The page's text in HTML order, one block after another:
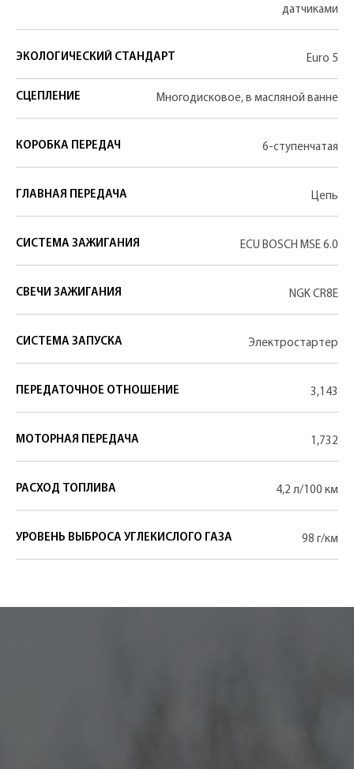
датчиками
ЭКОЛОГИЧЕСКИЙ СТАНДАРТ Euro 5
СЦЕПЛЕНИЕ Многодисковое, в масляной ванне
КОРОБКА ПЕРЕДАЧ 6-ступенчатая
ГЛАВНАЯ ПЕРЕДАЧА Цепь
СИСТЕМА ЗАЖИГАНИЯ ECU BOSCH MSE 6.0
СВЕЧИ ЗАЖИГАНИЯ NGK CR8E
СИСТЕМА ЗАПУСКА Электростартер
ПЕРЕДАТОЧНОЕ ОТНОШЕНИЕ 3,143
МОТОРНАЯ ПЕРЕДАЧА 1,732
РАСХОД ТОПЛИВА 4,2 л/100 км
УРОВЕНЬ ВЫБРОСА УГЛЕКИСЛОГО ГАЗА 98 г/км